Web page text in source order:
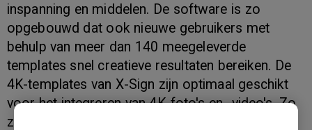
inspanning en middelen. De software is zo
opgebouwd dat ook nieuwe gebruikers met
behulp van meer dan 140 meegeleverde
templates snel creatieve resultaten bereiken. De
4K-templates van X-Sign zijn optimaal geschikt
voor het integreren van 4K-foto's en -video's. Zo
zorgen ze voor een perfecte presentatie op het